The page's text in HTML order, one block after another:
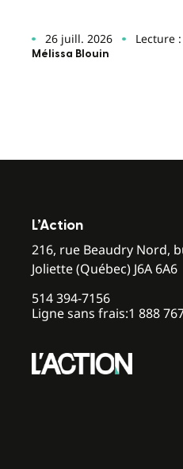
26 juill. 2026 Lecture
Mélissa Blouin
L’Action
216, rue Beaudry Nord,
Joliette (Québec) J6A 6A6
514 394-7156
Ligne sans frais:1 888